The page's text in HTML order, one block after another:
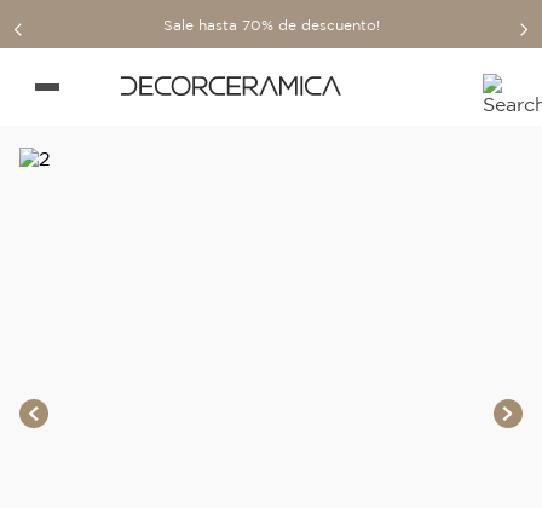
Sale hasta 70% de descuento!